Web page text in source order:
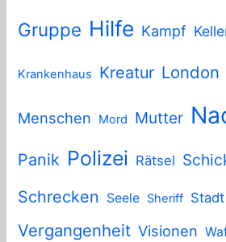
Gruppe Hilfe Kampf
Krankenhaus Kreatur London
Menschen Mord Mutter
Panik Polizei Rätsel
Schrecken
Seele Sheriff Stadt
Vergangenheit Visionen